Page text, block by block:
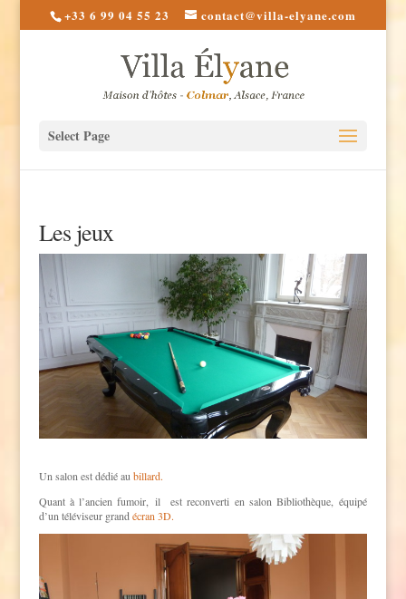
+33 6 99 04 55 23 contact@villa-elyane.com
Select Page
Les jeux
Un salon est dédié au billard.
Quant à l’ancien fumoir, il est reconverti en salon Bibliothèque, équipé
d’un téléviseur grand écran 3D.